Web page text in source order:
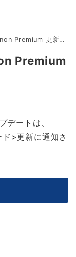
Premium 更新履歴
Premium
デートは、
>更新に通知さ